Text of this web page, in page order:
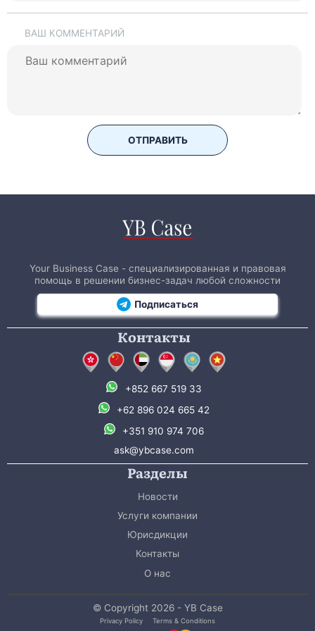
ВАШ КОММЕНТАРИЙ
ОТПРАВИТЬ
Your Business Case - специализированная и правовая
помощь в решении бизнес-задач любой сложности
Подписаться
Контакты
+852 667 519 33
+62 896 024 665 42
+351 910 974 706
ask@ybcase.com
Разделы
Новости
Услуги компании
Юрисдикции
Контакты
О нас
© Copyright 2026 - YB Case
Privacy Policy Terms & Conditions